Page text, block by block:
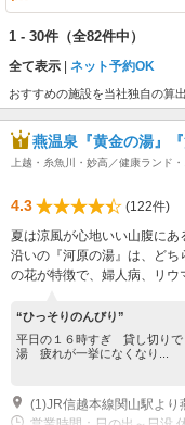
1 - 30件 （全82件中）
全て表示 ネット予約OK
おすすめの施設を当社独自の算
燕温泉『黄金の湯』『
上越・糸魚川・妙高／健康ランド
4.3
(122件)
夏は涼風が心地いい山腹に
沿いの『河原の湯』は、ど
の花が特徴で、婦人病、リウ
“ひっそりのんびり”
平日の１６時すぎ 貸し切り
湯 疲れが一挙になくなり...